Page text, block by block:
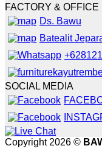
FACTORY & OFFICE
Ds. Bawu
Batealit
SOCIAL MEDIA
Copyright 2026 ©